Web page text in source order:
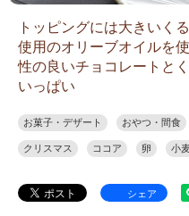
トッピングには大きいく
使用のオリーブオイルを
性の良いチョコレートと
いっぱい
お菓子・デザート おやつ・間食
クリスマス ココア 卵 小
シェア